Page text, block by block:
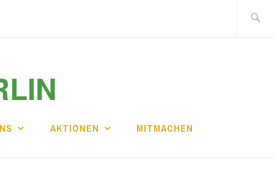
nach:
AKTIONEN MITMACHEN